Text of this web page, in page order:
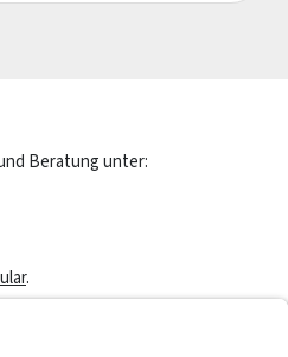
Beratung unter:
.